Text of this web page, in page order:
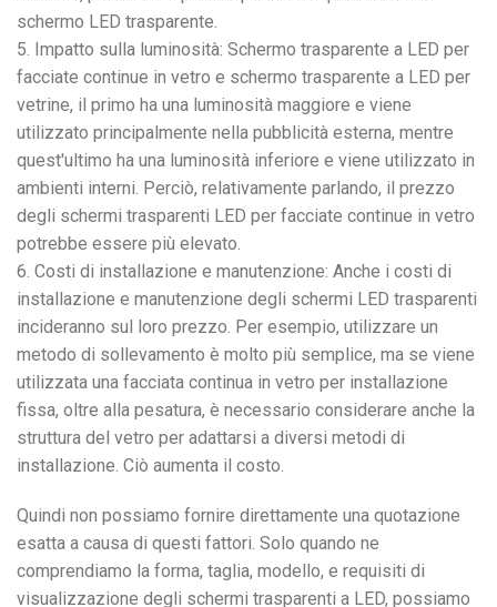
schermo LED trasparente.
5. Impatto sulla luminosità: Schermo trasparente a LED per
facciate continue in vetro e schermo trasparente a LED per
vetrine, il primo ha una luminosità maggiore e viene
utilizzato principalmente nella pubblicità esterna, mentre
quest'ultimo ha una luminosità inferiore e viene utilizzato in
ambienti interni. Perciò, relativamente parlando, il prezzo
degli schermi trasparenti LED per facciate continue in vetro
potrebbe essere più elevato.
6. Costi di installazione e manutenzione: Anche i costi di
installazione e manutenzione degli schermi LED trasparenti
incideranno sul loro prezzo. Per esempio, utilizzare un
metodo di sollevamento è molto più semplice, ma se viene
utilizzata una facciata continua in vetro per installazione
fissa, oltre alla pesatura, è necessario considerare anche la
struttura del vetro per adattarsi a diversi metodi di
installazione. Ciò aumenta il costo.
Quindi non possiamo fornire direttamente una quotazione
esatta a causa di questi fattori. Solo quando ne
comprendiamo la forma, taglia, modello, e requisiti di
visualizzazione degli schermi trasparenti a LED, possiamo